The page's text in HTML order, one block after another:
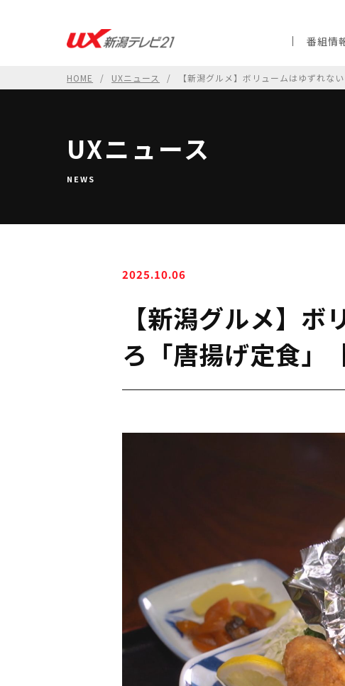
番組情
HOME UXニュース 【新潟グルメ】ボリュームはゆずれな
UXニュース
NEWS
2025.10.06
【新潟グルメ】
ろ「唐揚げ定食」